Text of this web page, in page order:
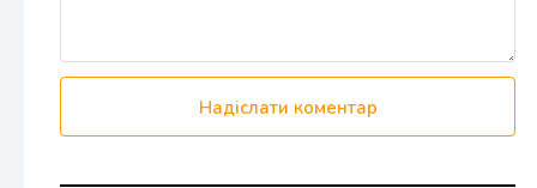
Надіслати коментар